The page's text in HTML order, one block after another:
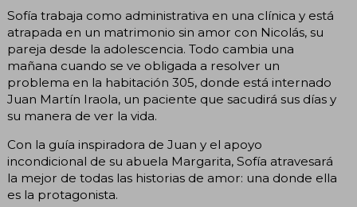
Sofía trabaja como administrativa en una clínica y está
atrapada en un matrimonio sin amor con Nicolás, su
pareja desde la adolescencia. Todo cambia una
mañana cuando se ve obligada a resolver un
problema en la habitación 305, donde está internado
Juan Martín Iraola, un paciente que sacudirá sus días y
su manera de ver la vida.
Con la guía inspiradora de Juan y el apoyo
incondicional de su abuela Margarita, Sofía atravesará
la mejor de todas las historias de amor: una donde ella
es la protagonista.